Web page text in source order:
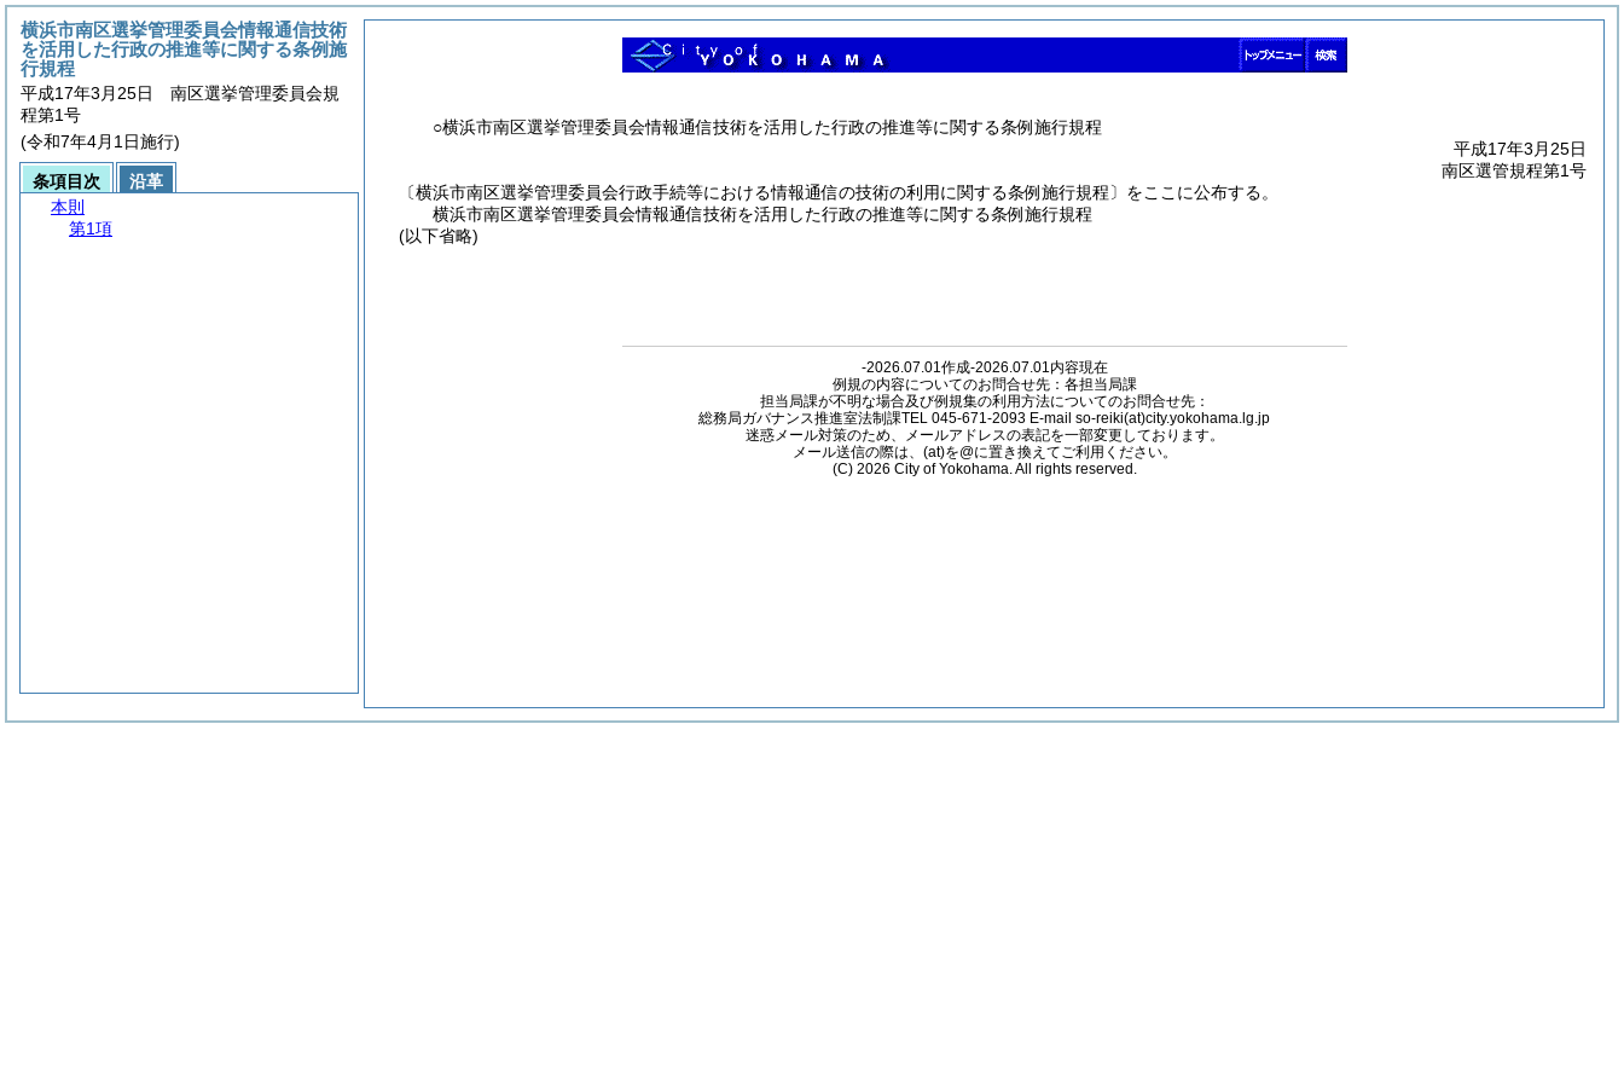
○横浜市南区選挙管理委員会情報通信技術を活用した行政の推進等に関する条例施行規程
平成17年3月25日
南区選管規程第1号
〔横浜市南区選挙管理委員会行政手続等における情報通信の技術の利用に関する条例施行規程〕をここに公布する。
横浜市南区選挙管理委員会情報通信技術を活用した行政の推進等に関する条例施行規程
(以下省略)
-2026.07.01作成-2026.07.01内容現在
例規の内容についてのお問合せ先：各担当局課
担当局課が不明な場合及び例規集の利用方法についてのお問合せ先：
総務局ガバナンス推進室法制課TEL 045-671-2093 E-mail so-reiki(at)city.yokohama.lg.jp
迷惑メール対策のため、メールアドレスの表記を一部変更しております。
メール送信の際は、(at)を@に置き換えてご利用ください。
(C) 2026 City of Yokohama. All rights reserved.
横浜市南区選挙管理委員会情報通信技術
を活用した行政の推進等に関する条例施
行規程
平成17年3月25日 南区選挙管理委員会規
程第1号
(令和7年4月1日施行)
条項目次
沿革
本則
第1項